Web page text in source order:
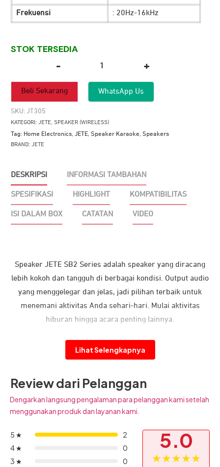
Frekuensi : 20Hz-16kHz
STOK TERSEDIA
-
Speaker
JETE
+
Beli Sekarang WhatsApp Us
SKU: JT305
KATEGORI: JETE, SPEAKER (WIRELESS)
Tag: Home Electronics JETE Speaker Karaoke Speakers
BRAND: JETE
DESKRIPSI INFORMASI TAMBAHAN
SPESIFIKASI HIGHLIGHT KOMPATIBILITAS
ISI DALAM BOX CATATAN VIDEO
Speaker JETE SB2 Series adalah speaker yang diracang
lebih kokoh dan tangguh di berbagai kondisi. Output audio
yang menggelegar dan jelas, jadi pilihan terbaik untuk
menemani aktivitas Anda sehari-hari. Mulai aktivitas
hiburan hingga acara penting lainnya.
Lihat Selengkapnya
Review dari Pelanggan
Dengarkan langsung pengalaman para pelanggan kami setelah
menggunakan produk dan layanan kami.
5 ★
2
4 ★
0
3 ★
0
5.0
★★★★★